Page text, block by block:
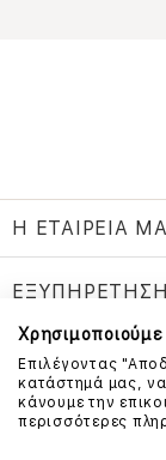
Η ΕΤΑΙΡΕΙΑ
Επιλέγοντας
κατάστημά μας,
κάνουμε την
περισσότερες